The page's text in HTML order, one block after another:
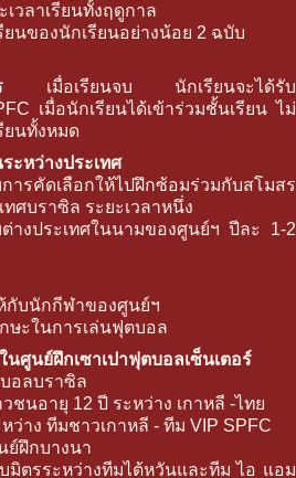
วลาเรียนทั้งฤดูกาล
ยนของนักเรียนอย่างน้อย 2 ฉบับ
เมื่อเรียนจบ นักเรียนจะได้รับ
เมื่อนักเรียนได้เข้าร่วมชั้นเรียน ไม่
ยนทั้งหมด
ะหว่างประเทศ
รคัดเลือกให้ไปฝึกซ้อมร่วมกับสโมสร
ทศบราซิล ระยะเวลาหนึ่ง
างประเทศในนามของศูนย์ฯ ปีละ 1-2
กับนักกีฬาของศูนย์ฯ
ษะในการเล่นฟุตบอล
ศูนย์ฝึกเซาเปาฟุตบอลเซ็นเตอร์
อลบราซิล
ชนอายุ 12 ปี ระหว่าง เกาหลี -ไทย
าง ทีมชาวเกาหลี - ทีม VIP SPFC
ย์ฝึกบางนา
ตรระหว่างทีมไต้หวันและทีม ไอ แอม